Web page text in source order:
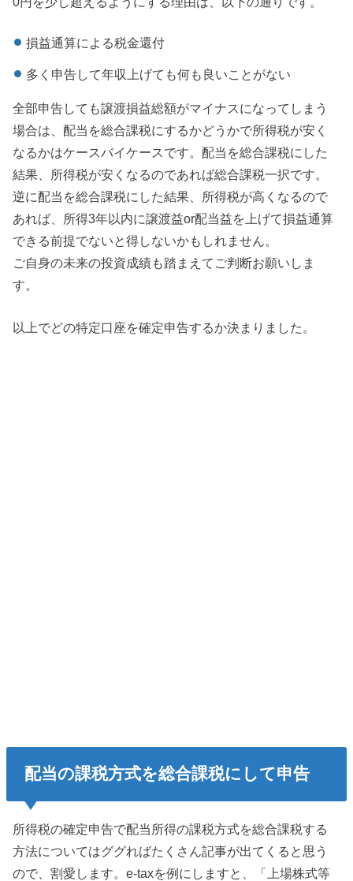
損益通算による税金還付
多く申告して年収上げても何も良いことがない
全部申告しても譲渡損益総額がマイナスになってしまう
場合は、配当を総合課税にするかどうかで所得税が安く
なるかはケースバイケースです。配当を総合課税にした
結果、所得税が安くなるのであれば総合課税一択です。
逆に配当を総合課税にした結果、所得税が高くなるので
あれば、所得3年以内に譲渡益or配当益を上げて損益通算
できる前提でないと得しないかもしれません。
ご自身の未来の投資成績も踏まえてご判断お願いしま
す。
以上でどの特定口座を確定申告するか決まりました。
配当の課税方式を総合課税にして申告
所得税の確定申告で配当所得の課税方式を総合課税する
方法についてはググればたくさん記事が出てくると思う
ので、割愛します。e-taxを例にしますと、「上場株式等